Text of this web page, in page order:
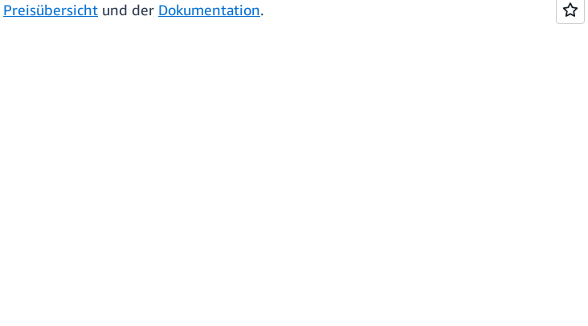
Preisübersicht und der Dokumentation.